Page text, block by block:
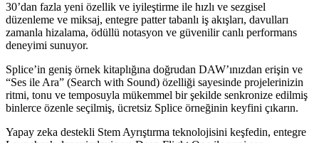
30’dan fazla yeni özellik ve iyileştirme ile hızlı ve sezgisel
düzenleme ve miksaj, entegre patter tabanlı iş akışları, davulları
zamanla hizalama, ödüllü notasyon ve güvenilir canlı performans
deneyimi sunuyor.
Splice’in geniş örnek kitaplığına doğrudan DAW’ınızdan erişin ve
“Ses ile Ara” (Search with Sound) özelliği sayesinde projelerinizin
ritmi, tonu ve temposuyla mükemmel bir şekilde senkronize edilmiş
binlerce özenle seçilmiş, ücretsiz Splice örneğinin keyfini çıkarın.
Yapay zeka destekli Stem Ayrıştırma teknolojisini keşfedin, entegre